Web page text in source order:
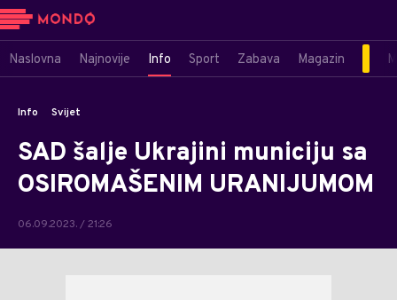
Naslovna Najnovije Info Sport Zabava Magazin
Info Svijet
SAD šalje Ukrajini municiju sa
OSIROMAŠENIM URANIJUMOM
06.09.2023. / 21:26